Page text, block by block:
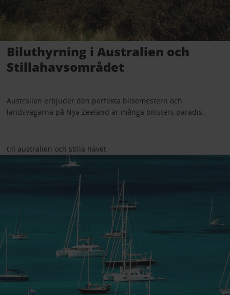
Biluthyrning i Australien och
Stillahavsområdet
Australien erbjuder den perfekta bilsemestern och
landsvägarna på Nya Zeeland är många bilisters paradis.
till australien och stilla havet